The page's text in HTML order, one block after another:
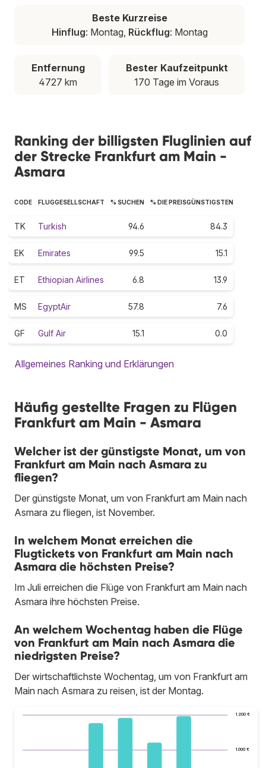
Beste Kurzreise
Hinflug: Montag, Rückflug: Montag
Entfernung
4727 km
Bester Kaufzeitpunkt
170 Tage im Voraus
Ranking der billigsten Fluglinien auf
der Strecke Frankfurt am Main -
Asmara
CODE FLUGGESELLSCHAFT % SUCHEN % DIE PREISGÜNSTIGSTEN
TK Turkish 94.6 84.3
EK Emirates 99.5 15.1
ET Ethiopian Airlines 6.8 13.9
MS EgyptAir 57.8 7.6
GF Gulf Air 15.1 0.0
Allgemeines Ranking und Erklärungen
Häufig gestellte Fragen zu Flügen
Frankfurt am Main - Asmara
Welcher ist der günstigste Monat, um von
Frankfurt am Main nach Asmara zu
fliegen?
Der günstigste Monat, um von Frankfurt am Main nach
Asmara zu fliegen, ist November.
In welchem Monat erreichen die
Flugtickets von Frankfurt am Main nach
Asmara die höchsten Preise?
Im Juli erreichen die Flüge von Frankfurt am Main nach
Asmara ihre höchsten Preise.
An welchem Wochentag haben die Flüge
von Frankfurt am Main nach Asmara die
niedrigsten Preise?
Der wirtschaftlichste Wochentag, um von Frankfurt am
Main nach Asmara zu reisen, ist der Montag.
1.000 €
1.200 €